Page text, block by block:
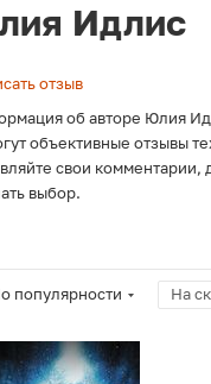
Идлис
отзыв
об авторе Юлия
объективные отзывы
свои комментарии,
выбор.
популярности На